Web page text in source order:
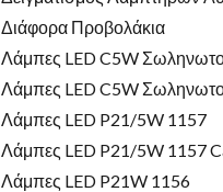
Διάφορα Προβολάκια
Λάμπες LED C5W
Λάμπες LED C5W
Λάμπες LED P21/5W 1157
Λάμπες LED P21/5W 1157
Λάμπες LED P21W 1156